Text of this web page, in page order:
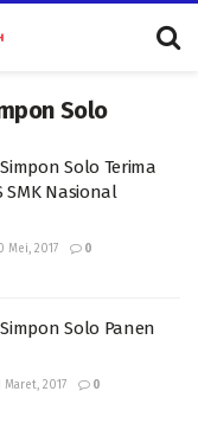
Solo
Solo Terima
SMK Nasional
Mei, 2017 0
Solo Panen
Maret, 2017 0